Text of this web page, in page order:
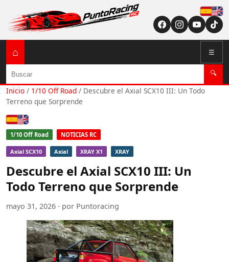
English (US /
⌂ ☰
Buscar 🔍
Inicio / 1/10 Off Road / Descubre el Axial SCX10 III: Un Todo
Terreno que Sorprende
Español
English (US / UK)
1/10 Off Road NOTICIAS RC
Axial SCX10 Axial XRAY X1 XRAY
Descubre el Axial SCX10 III: Un
Todo Terreno que Sorprende
mayo 31, 2026 · por Puntoracing